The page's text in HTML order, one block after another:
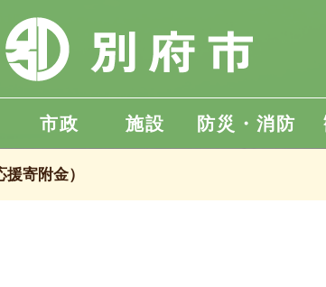
市政 施設 防災・消防
寄附金）